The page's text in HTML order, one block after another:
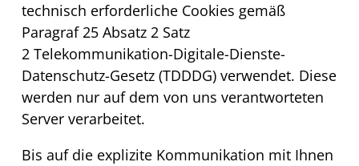
technisch erforderliche Cookies gemäß
Paragraf 25 Absatz 2 Satz
2 Telekommunikation-Digitale-Dienste-
Datenschutz-Gesetz (TDDDG) verwendet. Diese
werden nur auf dem von uns verantworteten
Server verarbeitet.
Bis auf die explizite Kommunikation mit Ihnen